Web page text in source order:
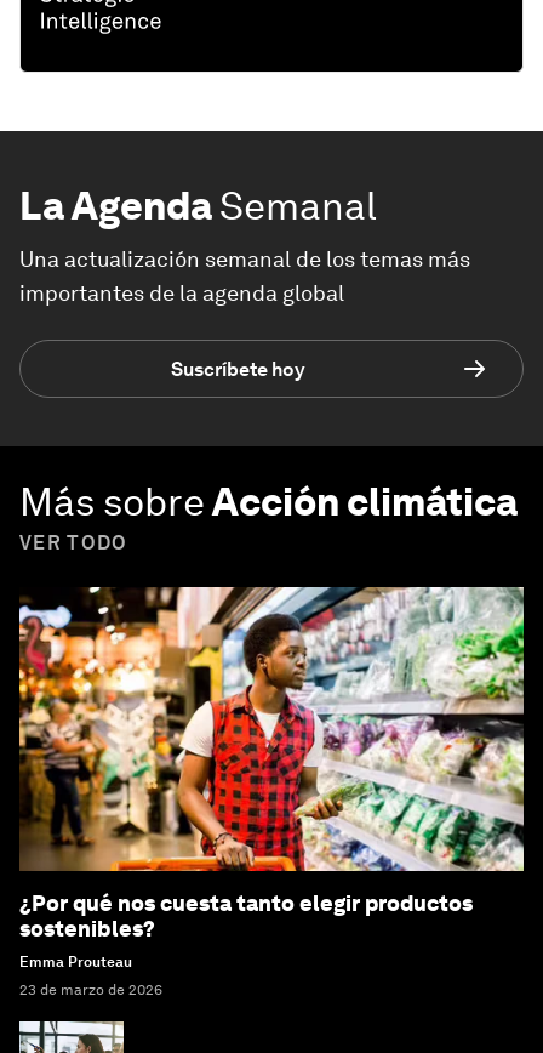
La AgendaSemanal
Una actualización semanal de los temas más
importantes de la agenda global
Suscríbete hoy
Más sobreAcción climática
VER TODO
¿Por qué nos cuesta tanto elegir productos
sostenibles?
Emma Prouteau
23 de marzo de 2026